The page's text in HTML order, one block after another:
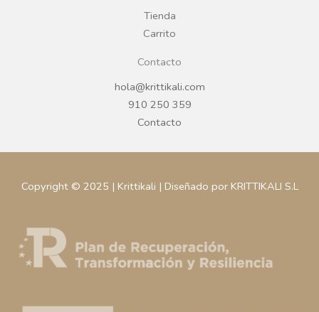
Tienda
Carrito
Contacto
hola@krittikali.com
910 250 359
Contacto
Copyright © 2025 | Krittikali | Diseñado por KRITTIKALI S.L